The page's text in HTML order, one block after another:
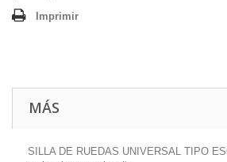
Imprimir
MÁS
SILLA DE RUEDAS UNIVERSAL TIPO